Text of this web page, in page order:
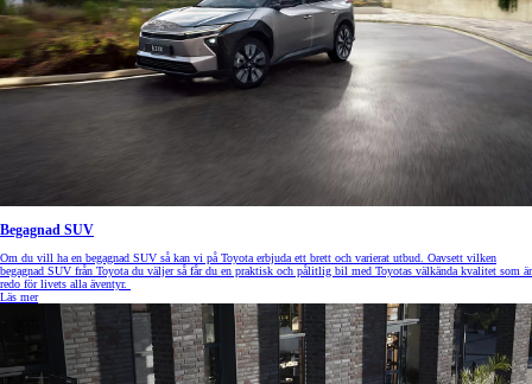
Begagnad SUV
Om du vill ha en begagnad SUV så kan vi på Toyota erbjuda ett brett och varierat utbud. Oavsett vilken
begagnad SUV från Toyota du väljer så får du en praktisk och pålitlig bil med Toyotas välkända kvalitet som är
redo för livets alla äventyr.
Läs mer